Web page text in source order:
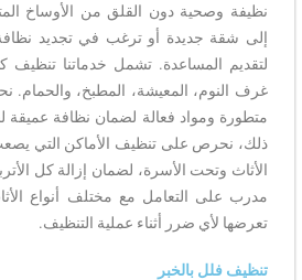
نظيفة وصحية دون القلق من الأوساخ
إلى شقة جديدة أو ترغب في تجديد
لتقديم المساعدة. تشمل خدماتنا تنظيف
غرف النوم، المعيشة، المطبخ، والحمام.
متطورة ومواد فعالة لضمان نظافة عميقة
ذلك، نحرص على تنظيف الأماكن التي
الأثاث وتحت الأسرة، لضمان إزالة كل
مدرب على التعامل مع مختلف أنواع
تعرضها لأي ضرر أثناء عملية التنظيف.
تنظيف فلل بالخبر